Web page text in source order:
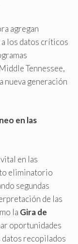
agregan
los datos críticos
Tennessee,
nueva generación
en las
en las
eliminatorio
segundas
de las
la Gira de
oportunidades
datos recopilados